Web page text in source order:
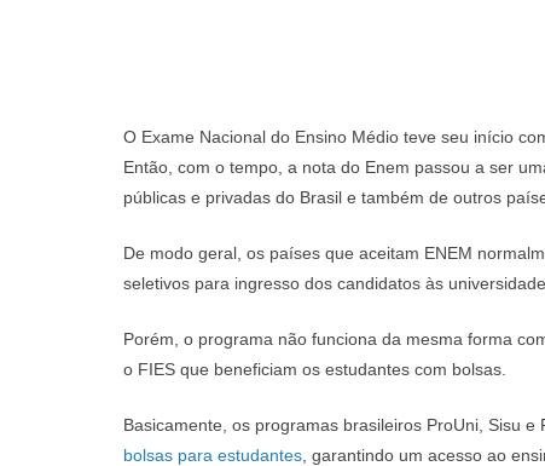
O Exame Nacional do Ensino Médio teve seu início
Então, com o tempo, a nota do Enem passou a ser
públicas e privadas do Brasil e também de outros
De modo geral, os países que aceitam ENEM
seletivos para ingresso dos candidatos às
Porém, o programa não funciona da mesma forma
o FIES que beneficiam os estudantes com bolsas.
Basicamente, os programas brasileiros ProUni, Sisu
bolsas para estudantes , garantindo um acesso ao